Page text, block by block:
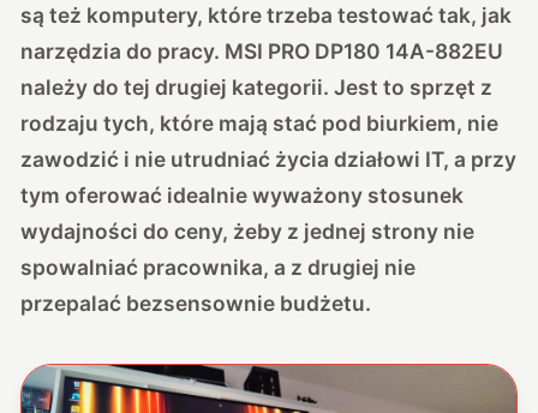
są też komputery, które trzeba testować tak, jak
narzędzia do pracy. MSI PRO DP180 14A-882EU
należy do tej drugiej kategorii. Jest to sprzęt z
rodzaju tych, które mają stać pod biurkiem, nie
zawodzić i nie utrudniać życia działowi IT, a przy
tym oferować idealnie wyważony stosunek
wydajności do ceny, żeby z jednej strony nie
spowalniać pracownika, a z drugiej nie
przepalać bezsensownie budżetu.